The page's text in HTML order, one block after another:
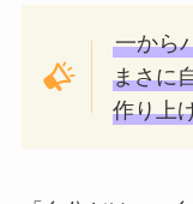
一から
まさに
作り上